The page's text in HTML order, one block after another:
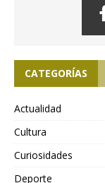
CATEGORÍAS
Actualidad
Cultura
Curiosidades
Deporte